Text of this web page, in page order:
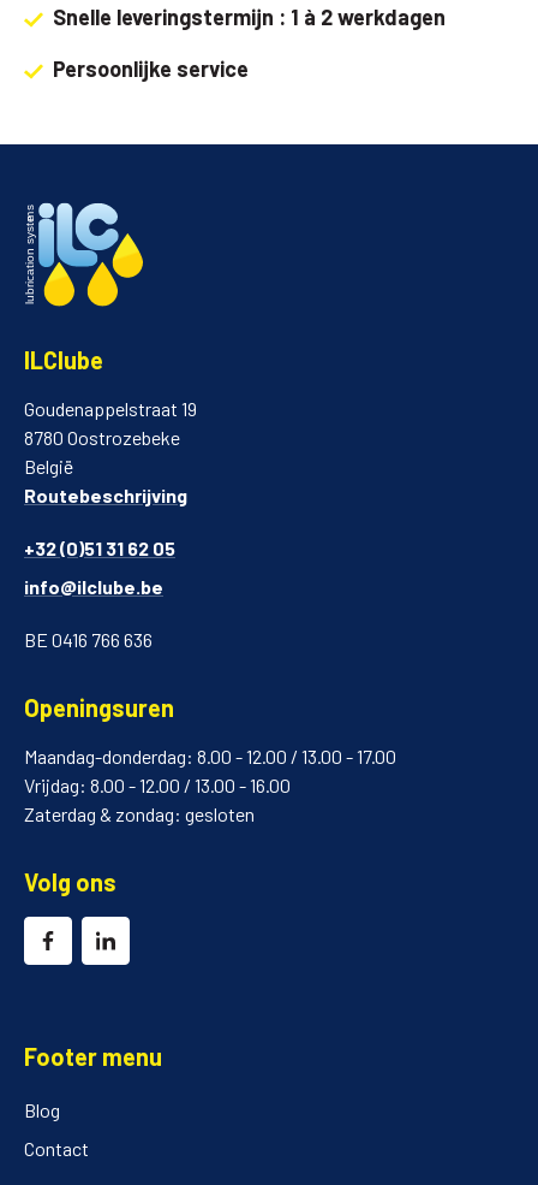
Snelle leveringstermijn : 1 à 2 werkdagen
Persoonlijke service
ILClube
Goudenappelstraat 19
8780 Oostrozebeke
België
Routebeschrijving
+32 (0)51 31 62 05
info@ilclube.be
BE 0416 766 636
Openingsuren
Maandag-donderdag: 8.00 - 12.00 / 13.00 - 17.00
Vrijdag: 8.00 - 12.00 / 13.00 - 16.00
Zaterdag & zondag: gesloten
Volg ons
Footer menu
Blog
Contact